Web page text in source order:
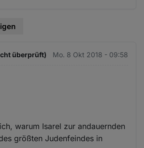
überprüft) Mo. 8 Okt 2018 - 09:58
warum Isarel zur andauernden
größten Judenfeindes in